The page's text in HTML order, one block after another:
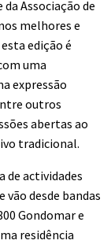
Associação de
melhores e
edição é
uma
expressão
outros
abertas ao
tradicional.
de actividades
vão desde bandas
Gondomar e
residência